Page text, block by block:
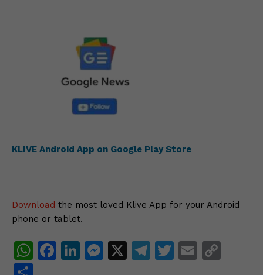
KLIVE Android App on Google Play Store
Download the most loved Klive App for your Android
phone or tablet.
W F
Li
M
X
T
T
E